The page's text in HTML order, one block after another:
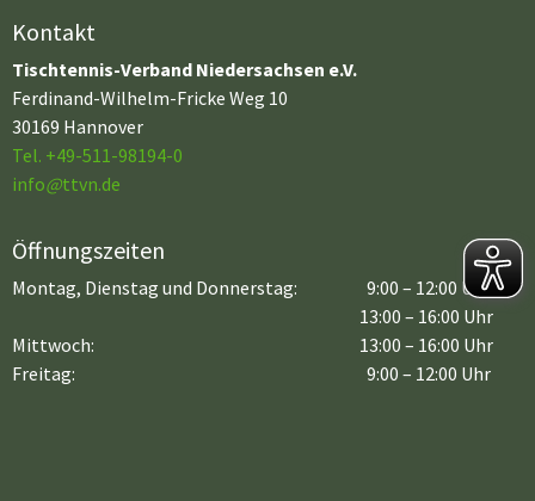
Kontakt
Tischtennis-Verband Niedersachsen e.V.
Ferdinand-Wilhelm-Fricke Weg 10
30169 Hannover
Tel. +49-511-98194-0
info@ttvn.de
Öffnungszeiten
Montag, Dienstag und Donnerstag:
9:00 – 12:00 Uhr
13:00 – 16:00 Uhr
Mittwoch:
Freitag:
13:00 – 16:00 Uhr
9:00 – 12:00 Uhr